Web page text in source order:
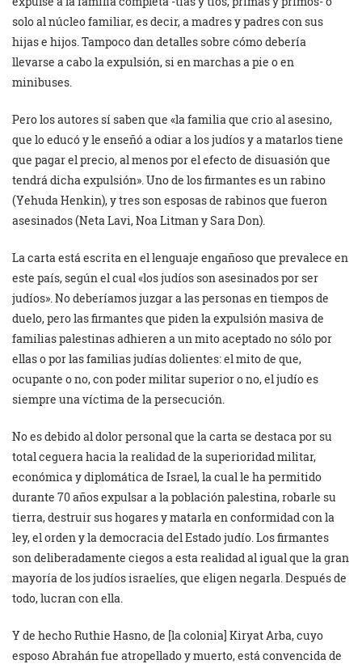
solo al núcleo familiar, es decir, a madres y padres con sus
hijas e hijos. Tampoco dan detalles sobre cómo debería
llevarse a cabo la expulsión, si en marchas a pie o en
minibuses.
Pero los autores sí saben que «la familia que crio al asesino,
que lo educó y le enseñó a odiar a los judíos y a matarlos tiene
que pagar el precio, al menos por el efecto de disuasión que
tendrá dicha expulsión». Uno de los firmantes es un rabino
(Yehuda Henkin), y tres son esposas de rabinos que fueron
asesinados (Neta Lavi, Noa Litman y Sara Don).
La carta está escrita en el lenguaje engañoso que prevalece en
este país, según el cual «los judíos son asesinados por ser
judíos». No deberíamos juzgar a las personas en tiempos de
duelo, pero las firmantes que piden la expulsión masiva de
familias palestinas adhieren a un mito aceptado no sólo por
ellas o por las familias judías dolientes: el mito de que,
ocupante o no, con poder militar superior o no, el judío es
siempre una víctima de la persecución.
No es debido al dolor personal que la carta se destaca por su
total ceguera hacia la realidad de la superioridad militar,
económica y diplomática de Israel, la cual le ha permitido
durante 70 años expulsar a la población palestina, robarle su
tierra, destruir sus hogares y matarla en conformidad con la
ley, el orden y la democracia del Estado judío. Los firmantes
son deliberadamente ciegos a esta realidad al igual que la gran
mayoría de los judíos israelíes, que eligen negarla. Después de
todo, lucran con ella.
Y de hecho Ruthie Hasno, de [la colonia] Kiryat Arba, cuyo
esposo Abrahán fue atropellado y muerto, está convencida de